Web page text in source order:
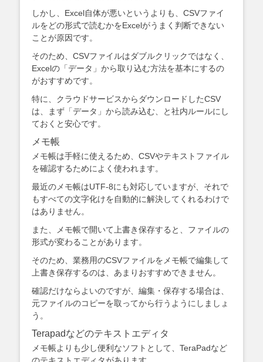
しかし、Excel自体が悪いというよりも、CSVファイ
ルをどの形式で読むかをExcelがうまく判断できない
ことが原因です。
そのため、CSVファイルはダブルクリックではなく、
Excelの「データ」から取り込む方法を基本にするの
がおすすめです。
特に、クラウドサービスからダウンロードしたCSV
は、まず「データ」から読み込む、と社内ルールにし
ておくと安心です。
メモ帳
メモ帳は手軽に使えるため、CSVやテキストファイル
を確認するためによく使われます。
最近のメモ帳はUTF-8にも対応していますが、それで
もすべての文字化けを自動的に解決してくれるわけで
はありません。
また、メモ帳で開いて上書き保存すると、ファイルの
形式が変わることがあります。
そのため、業務用のCSVファイルをメモ帳で編集して
上書き保存するのは、あまりおすすめできません。
確認だけならよいのですが、編集・保存する場合は、
元ファイルのコピーを取ってから行うようにしましょ
う。
Terapadなどのテキストエディタ
メモ帳よりも少し便利なソフトとして、TeraPadなど
のテキストエディタがあります。